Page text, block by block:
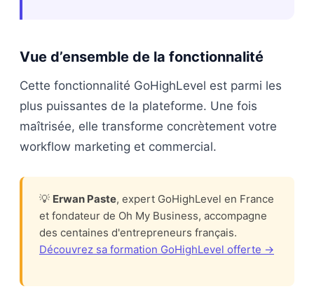
Vue d’ensemble de la fonctionnalité
Cette fonctionnalité GoHighLevel est parmi les
plus puissantes de la plateforme. Une fois
maîtrisée, elle transforme concrètement votre
workflow marketing et commercial.
💡 Erwan Paste, expert GoHighLevel en France
et fondateur de Oh My Business, accompagne
des centaines d'entrepreneurs français.
Découvrez sa formation GoHighLevel offerte →